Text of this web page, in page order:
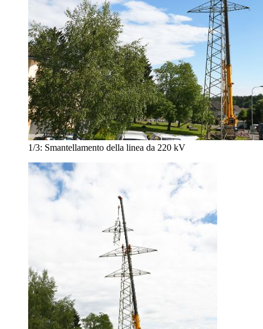
1/3: Smantellamento della linea da 220 kV